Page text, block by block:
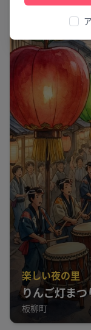
楽しい夜の里
りんご灯まつ
板柳町